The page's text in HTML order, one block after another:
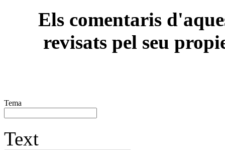
Els comentaris
revisats pel seu
Tema
Text